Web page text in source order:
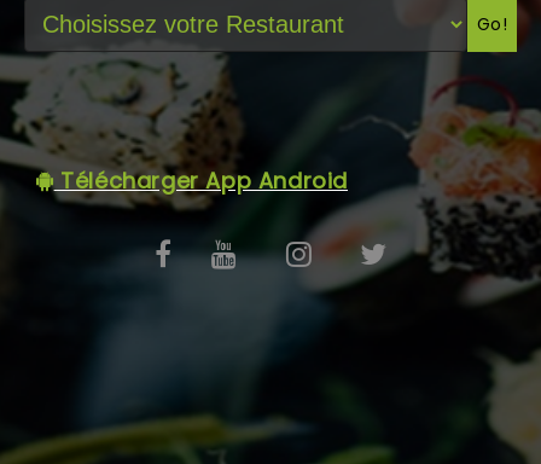
NOTRE RESTAURANT
VOS AVIS
MENTIONS LÉGALES
C.G.V
Go!
Télécharger App Android